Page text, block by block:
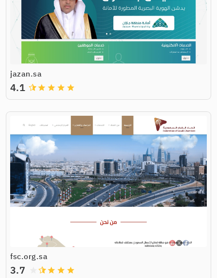
jazan.sa
grade
grade
grade
grade
4.1
fsc.org.sa
grade
grade
grade
3.7